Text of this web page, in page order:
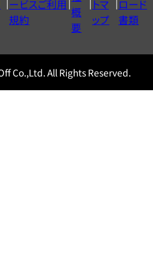
ービスご利用
規約
概
要
トマ
ップ
ロード
書類
Co.,Ltd. All Rights Reserved.